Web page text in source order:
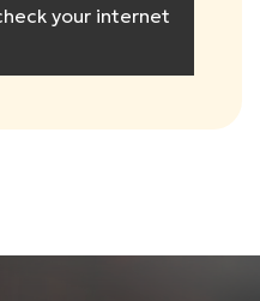
your internet